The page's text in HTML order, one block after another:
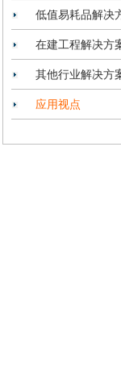
低值易耗品解决
在建工程解决方
其他行业解决方
应用视点